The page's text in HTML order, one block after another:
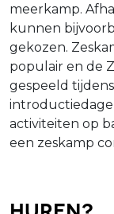
meerkamp.
kunnen
gekozen.
populair en de
gespeeld
activiteiten op
een zeskamp
Huren?